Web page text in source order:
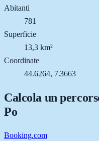
Abitanti
781
Superficie
13,3 km²
Coordinate
44.6264, 7.3663
Calcola un
Po
Booking.com